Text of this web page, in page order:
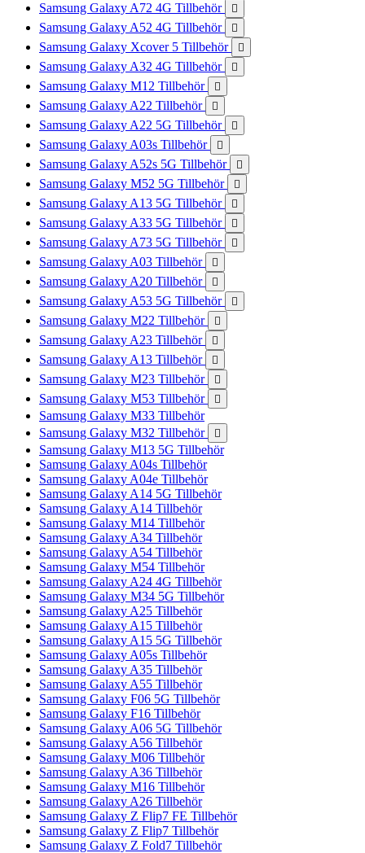
Samsung Galaxy A72 4G Tillbehör 
Samsung Galaxy A52 4G Tillbehör 
Samsung Galaxy Xcover 5 Tillbehör 
Samsung Galaxy A32 4G Tillbehör 
Samsung Galaxy M12 Tillbehör 
Samsung Galaxy A22 Tillbehör 
Samsung Galaxy A22 5G Tillbehör 
Samsung Galaxy A03s Tillbehör 
Samsung Galaxy A52s 5G Tillbehör 
Samsung Galaxy M52 5G Tillbehör 
Samsung Galaxy A13 5G Tillbehör 
Samsung Galaxy A33 5G Tillbehör 
Samsung Galaxy A73 5G Tillbehör 
Samsung Galaxy A03 Tillbehör 
Samsung Galaxy A20 Tillbehör 
Samsung Galaxy A53 5G Tillbehör 
Samsung Galaxy M22 Tillbehör 
Samsung Galaxy A23 Tillbehör 
Samsung Galaxy A13 Tillbehör 
Samsung Galaxy M23 Tillbehör 
Samsung Galaxy M53 Tillbehör 
Samsung Galaxy M33 Tillbehör
Samsung Galaxy M32 Tillbehör

Samsung Galaxy M13 5G Tillbehör
Samsung Galaxy A04s Tillbehör
Samsung Galaxy A04e Tillbehör
Samsung Galaxy A14 5G Tillbehör
Samsung Galaxy A14 Tillbehör
Samsung Galaxy M14 Tillbehör
Samsung Galaxy A34 Tillbehör
Samsung Galaxy A54 Tillbehör
Samsung Galaxy M54 Tillbehör
Samsung Galaxy A24 4G Tillbehör
Samsung Galaxy M34 5G Tillbehör
Samsung Galaxy A25 Tillbehör
Samsung Galaxy A15 Tillbehör
Samsung Galaxy A15 5G Tillbehör
Samsung Galaxy A05s Tillbehör
Samsung Galaxy A35 Tillbehör
Samsung Galaxy A55 Tillbehör
Samsung Galaxy F06 5G Tillbehör
Samsung Galaxy F16 Tillbehör
Samsung Galaxy A06 5G Tillbehör
Samsung Galaxy A56 Tillbehör
Samsung Galaxy M06 Tillbehör
Samsung Galaxy A36 Tillbehör
Samsung Galaxy M16 Tillbehör
Samsung Galaxy A26 Tillbehör
Samsung Galaxy Z Flip7 FE Tillbehör
Samsung Galaxy Z Flip7 Tillbehör
Samsung Galaxy Z Fold7 Tillbehör